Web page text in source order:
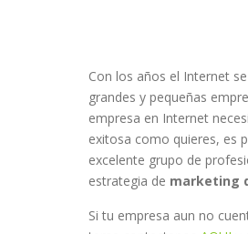
Con los años el Internet
grandes y pequeñas
empresa en Internet
exitosa como quieres, es
excelente grupo de
estrategia de marketing
Si tu empresa aun no